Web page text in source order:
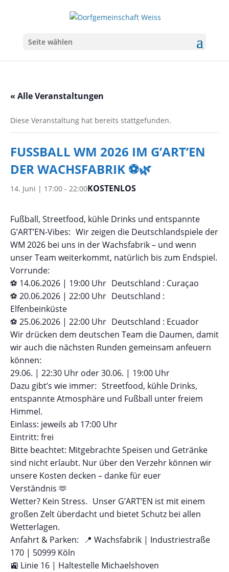
Seite wählen
« Alle Veranstaltungen
Diese Veranstaltung hat bereits stattgefunden.
FUSSBALL WM 2026 IM G’ART’EN
DER WACHSFABRIK ⚽🌿
14. Juni | 17:00 - 22:00KOSTENLOS
Fußball, Streetfood, kühle Drinks und entspannte
G’ART’EN-Vibes: Wir zeigen die Deutschlandspiele der
WM 2026 bei uns in der Wachsfabrik – und wenn
unser Team weiterkommt, natürlich bis zum Endspiel.
Vorrunde:
⚽ 14.06.2026 | 19:00 Uhr Deutschland : Curaçao
⚽ 20.06.2026 | 22:00 Uhr Deutschland :
Elfenbeinküste
⚽ 25.06.2026 | 22:00 Uhr Deutschland : Ecuador
Wir drücken dem deutschen Team die Daumen, damit
wir auch die nächsten Runden gemeinsam anfeuern
können:
29.06. | 22:30 Uhr oder 30.06. | 19:00 Uhr
Dazu gibt’s wie immer: Streetfood, kühle Drinks,
entspannte Atmosphäre und Fußball unter freiem
Himmel.
Einlass: jeweils ab 17:00 Uhr
Eintritt: frei
Bitte beachtet: Mitgebrachte Speisen und Getränke
sind nicht erlaubt. Nur über den Verzehr können wir
unsere Kosten decken – danke für euer
Verständnis 🫶
Wetter? Kein Stress. Unser G’ART’EN ist mit einem
großen Zelt überdacht und bietet Schutz bei allen
Wetterlagen.
Anfahrt & Parken: 📍 Wachsfabrik | Industriestraße
170 | 50999 Köln
🚉 Linie 16 | Haltestelle Michaelshoven